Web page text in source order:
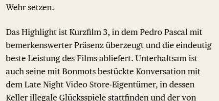
Wehr setzen.
Das Highlight ist Kurzfilm 3, in dem Pedro Pascal mit
bemerkenswerter Präsenz überzeugt und die eindeutig
beste Leistung des Films abliefert. Unterhaltsam ist
auch seine mit Bonmots bestückte Konversation mit
dem Late Night Video Store-Eigentümer, in dessen
Keller illegale Glücksspiele stattfinden und der von